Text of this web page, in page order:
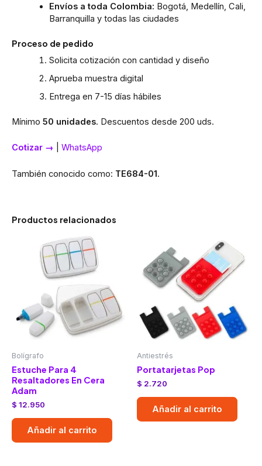
Envíos a toda Colombia: Bogotá, Medellín, Cali,
Barranquilla y todas las ciudades
Proceso de pedido
Solicita cotización con cantidad y diseño
Aprueba muestra digital
Entrega en 7-15 días hábiles
Mínimo 50 unidades. Descuentos desde 200 uds.
Cotizar → WhatsApp
También conocido como: TE684-01.
Productos relacionados
Bolígrafo
Estuche Para 4
Resaltadores En Cera
Adam
$ 12.950
Añadir al carrito
Antiestrés
Portatarjetas Pop
$ 2.720
Añadir al carrito